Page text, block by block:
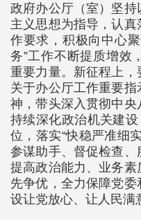
政府办公厅（室）坚
主义思想为指导，认
作要求，积极向中心
务”工作不断提质增效
重要力量。新征程上
关于办公厅工作重要
神，带头深入贯彻中央
持续深化政治机关建设
位，落实“快稳严准细
参谋助手、督促检查
提高政治能力、业务素
先争优，全力保障党
设让党放心、让人民满